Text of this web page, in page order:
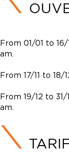
From 01/01 to
am.
From 17/11 to
From 19/12 to
am.